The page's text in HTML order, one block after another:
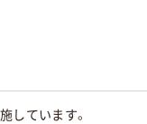
しています。